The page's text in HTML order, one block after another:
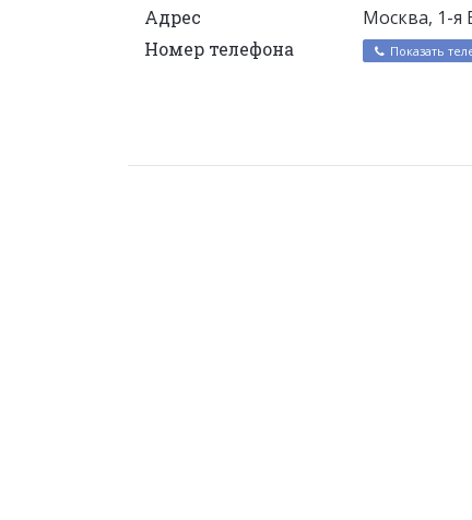
Адрес Москва, 1-я
Номер телефона Показать